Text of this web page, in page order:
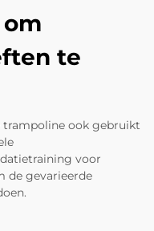
te
trampoline ook gebruikt
voor
de gevarieerde